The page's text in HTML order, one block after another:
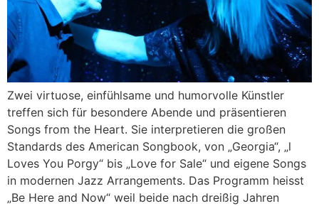
Zwei virtuose, einfühlsame und humorvolle Künstler
treffen sich für besondere Abende und präsentieren
Songs from the Heart. Sie interpretieren die großen
Standards des American Songbook, von „Georgia“, „l
Loves You Porgy“ bis „Love for Sale“ und eigene Songs
in modernen Jazz Arrangements. Das Programm heisst
„Be Here and Now“ weil beide nach dreißig Jahren